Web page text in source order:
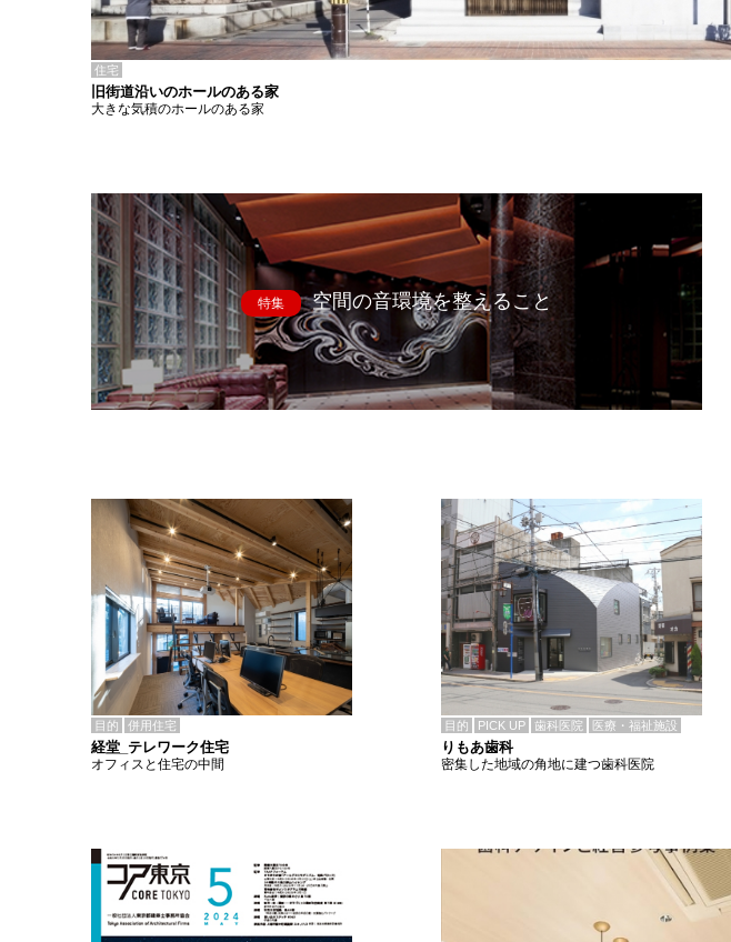
住宅
旧街道沿いのホールのある家
大きな気積のホールのある家
特集 空間の音環境を整えること
目的 併用住宅
経堂_テレワーク住宅
オフィスと住宅の中間
目的 PICK UP 歯科医院 医療・福祉施設
りもあ歯科
密集した地域の角地に建つ歯科医院